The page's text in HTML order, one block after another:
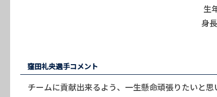
生
身
窪田礼央選手コメント
チームに貢献出来るよう、一生懸命頑張りたいと思